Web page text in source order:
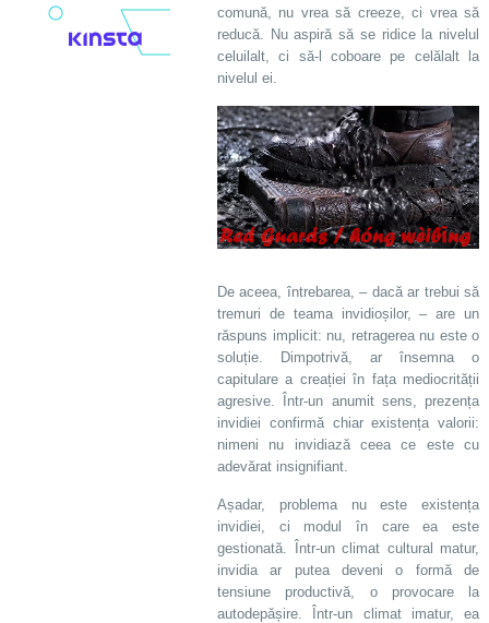
comună, nu vrea să creeze, ci vrea să
reducă. Nu aspiră să se ridice la nivelul
celuilalt, ci să-l coboare pe celălalt la
nivelul ei.
De aceea, întrebarea, – dacă ar trebui să
tremuri de teama invidioșilor, – are un
răspuns implicit: nu, retragerea nu este o
soluție. Dimpotrivă, ar însemna o
capitulare a creației în fața mediocrității
agresive. Într-un anumit sens, prezența
invidiei confirmă chiar existența valorii:
nimeni nu invidiază ceea ce este cu
adevărat insignifiant.
Așadar, problema nu este existența
invidiei, ci modul în care ea este
gestionată. Într-un climat cultural matur,
invidia ar putea deveni o formă de
tensiune productivă, o provocare la
autodepășire. Într-un climat imatur, ea